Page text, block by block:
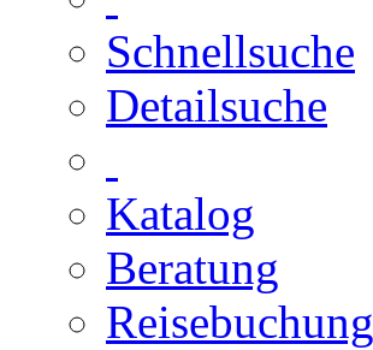
Schnellsuche
Detailsuche
Katalog
Beratung
Reisebuchung